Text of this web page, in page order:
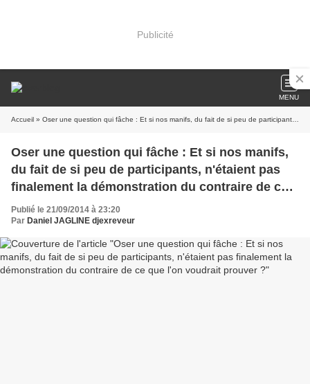
Publicité
MENU
Accueil » Oser une question qui fâche : Et si nos manifs, du fait de si peu de participants, n'étaient pas finalement la démonstration du contraire de ce que l'on voudrait prouver ?
Oser une question qui fâche : Et si nos manifs,
du fait de si peu de participants, n'étaient pas
finalement la démonstration du contraire de ce
que l'on voudrait prouver ?
Publié le 21/09/2014 à 23:20
Par Daniel JAGLINE djexreveur